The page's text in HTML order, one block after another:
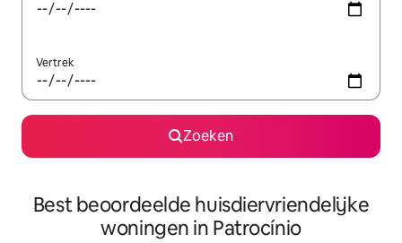
Vertrek
Zoeken
Best beoordeelde huisdiervriendelijke
woningen in Patrocínio